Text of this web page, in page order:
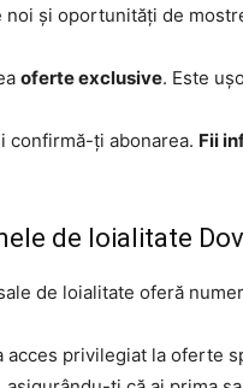
și oportunități de
oferte exclusive. Este
confirmă-ți abonarea. Fii
de loialitate
de loialitate oferă
acces privilegiat la oferte